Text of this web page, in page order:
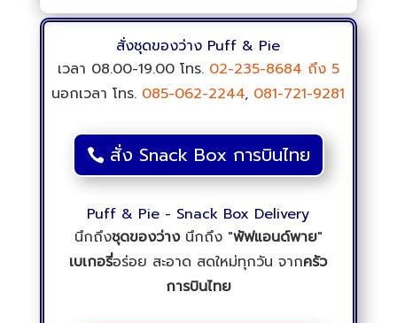
สั่ง Snack Box การบินไทย
นึกถึงชุดของว่างนึกถึง "พัฟแอนด์พาย"
เบเกอรี่อร่อย สะอาด สดใหม่ทุกวัน จากครัว
การบินไทย
เพิ่ม Puff & Pie เป็นเพื่อน
ชุดขนมกล่องการบินไทย ชุดอื่นๆ